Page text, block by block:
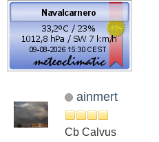
ainmert
Cb Calvus